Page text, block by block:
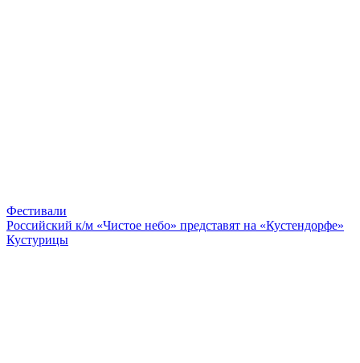
Фестивали
Российский к/м «Чистое небо» представят на «Кустендорфе»
Кустурицы